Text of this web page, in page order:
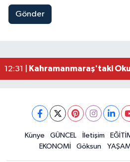
Gönder
15:22 |Kahramanmaraş'ta
12:31 |
Kahramanmaraş'taki
12:31 |Kahramanmaraş Ağustos
Kahramanmaraş'ta
Kahramanmaraş'ta Said
19:49 |Mersin'de Tatil Kabusu!
Kahramanmaraş'ta
Künye GÜNCEL İletişim
EKONOMİ
Göksun